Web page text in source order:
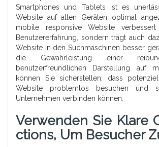
Smartphones und Tablets ist es
Website auf allen Geräten optimal
mobile responsive Website
Benutzererfahrung, sondern trägt auch
Website in den Suchmaschinen besser
die Gewährleistung einer
benutzerfreundlichen Darstellung auf
können Sie sicherstellen, dass
Website problemlos besuchen und
Unternehmen verbinden können.
Verwenden Sie Klare
Ctions, Um Besucher